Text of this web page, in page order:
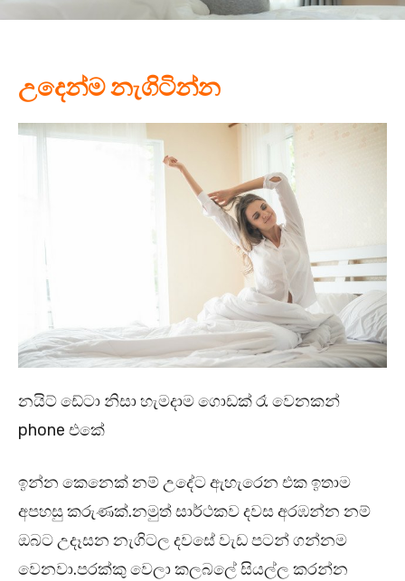
උදෙන්ම නැගිටින්න
නයිට් ඩේටා නිසා හැමදාම ගොඩක් රෑ වෙනකන්
phone එකේ
ඉන්න කෙනෙක් නම් උදේට ඇහැරෙන එක ඉතාම
අපහසු කරුණක්.නමුත් සාර්ථකව දවස අරඹන්න නම්
ඔබට උදෑසන නැගිටල දවසේ වැඩ පටන් ගන්නම
වෙනවා.පරක්කු වෙලා කලබලේ සියල්ල කරන්න